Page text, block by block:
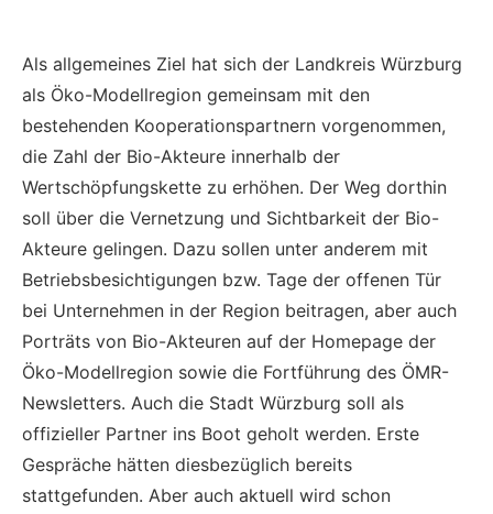
Als allgemeines Ziel hat sich der Landkreis Würzburg
als Öko-Modellregion gemeinsam mit den
bestehenden Kooperationspartnern vorgenommen,
die Zahl der Bio-Akteure innerhalb der
Wertschöpfungskette zu erhöhen. Der Weg dorthin
soll über die Vernetzung und Sichtbarkeit der Bio-
Akteure gelingen. Dazu sollen unter anderem mit
Betriebsbesichtigungen bzw. Tage der offenen Tür
bei Unternehmen in der Region beitragen, aber auch
Porträts von Bio-Akteuren auf der Homepage der
Öko-Modellregion sowie die Fortführung des ÖMR-
Newsletters. Auch die Stadt Würzburg soll als
offizieller Partner ins Boot geholt werden. Erste
Gespräche hätten diesbezüglich bereits
stattgefunden. Aber auch aktuell wird schon